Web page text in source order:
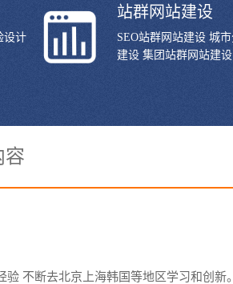
设计
站群网站建设
SEO站群网站建设 城
建设 集团站群网站建设
容
验 不断去北京上海韩国等地区学习和创